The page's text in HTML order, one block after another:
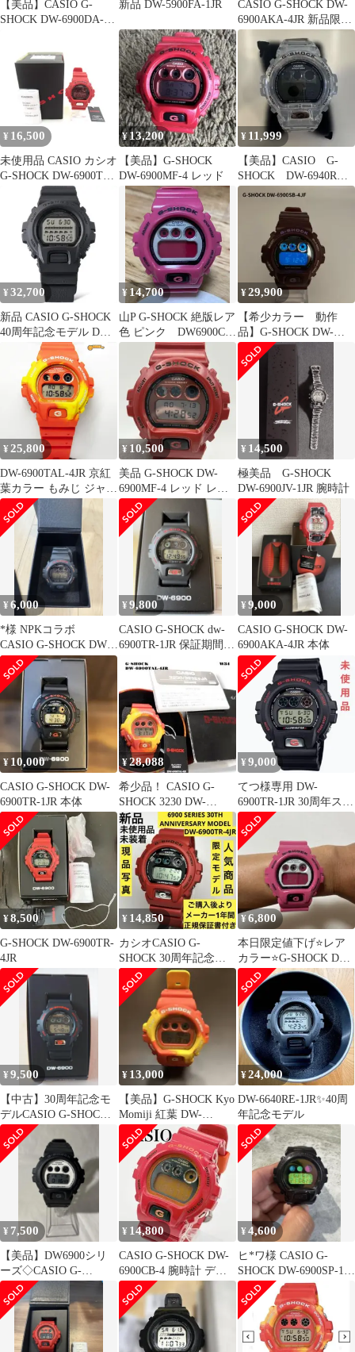
【美品】CASIO G-
SHOCK DW-6900DA-
新品 DW-5900FA-1JR
CASIO G-SHOCK DW-
6900AKA-4JR 新品限定
品！
¥ 16,500
未使用品 CASIO カシオ
G-SHOCK DW-6900TR-
4JR 6900 SERIES ウォ
ッチ 腕時計 ∠UA11537
¥13,200
【美品】G-SHOCK
DW-6900MF-4 レッド
¥ 11,999
【美品】CASIO G-
SHOCK DW-6940RX
40周年記念モデル
¥ 32,700
新品 CASIO G-SHOCK
40周年記念モデル DW-
6640RE-1JR
¥ 14,700
山P G-SHOCK 絶版レア
色 ピンク DW6900CS-
4
¥29,900
【希少カラー 動作
品】G-SHOCK DW-
6900SB-4JF ワインレッ
ド
¥25,800
DW-6900TAL-4JR 京紅
葉カラー もみじ ジャパ
ンカルチャー Made in
Japan CASIO(カシオ)G-
SHOCK(ジーショッ
ク)Gショック【未使用
品】
¥ 10,500
美品 G-SHOCK DW-
6900MF-4 レッド レア
カシオ クレイジー
¥ 14,500
極美品 G-SHOCK
DW-6900JV-1JR 腕時計
¥6,000
‪*‬様 NPKコラボ
CASIO G-SHOCK DW-
6900B 本体
¥9,800
CASIO G-SHOCK dw-
6900TR-1JR 保証期間付
き
¥9,000
CASIO G-SHOCK DW-
6900AKA-4JR 本体
¥ 10,000
CASIO G-SHOCK DW-
6900TR-1JR 本体
¥28,088
希少品！ CASIO G-
SHOCK 3230 DW-
6900TAL 紅葉 時計
¥9,000
てつ様専用 DW-
6900TR-1JR 30周年スペ
シャルモデル
¥8,500
G-SHOCK DW-6900TR-
4JR
¥ 14,850
カシオCASIO G-
SHOCK 30周年記念モ
デルDW-6900TR-4JR
¥6,800
本日限定値下げ⭐レア
カラー⭐G-SHOCK DW-
6900CS-4F
¥9,500
【中古】30周年記念モ
デルCASIO G-SHOCK
DW-6900TR-1JR
¥ 13,000
【美品】G-SHOCK Kyo
Momiji 紅葉 DW-
6900TAL-4JR
¥24,000
DW-6640RE-1JR✨️40周
年記念モデル
¥ 7,500
【美品】DW6900シリ
ーズ◇CASIO G-
SHOCK DW-6900WD
¥ 14,800
CASIO G-SHOCK DW-
6900CB-4 腕時計 デジ
タル 動作品
¥4,600
ヒ*ワ様 CASIO G-
SHOCK DW-6900SP-1JR
デジタル腕時計